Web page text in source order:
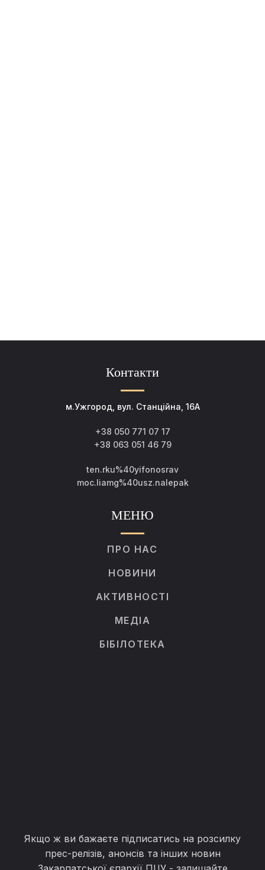
Контакти
м.Ужгород, вул. Станційна, 16А
+38 050 771 07 17
+38 063 051 46 79
ten.rku%40yifonosrav
moc.liamg%40usz.nalepak
МЕНЮ
ПРО НАС
НОВИНИ
АКТИВНОСТІ
МЕДІА
БІБІЛОТЕКА
Якщо ж ви бажаєте підписатись на розсилку
прес-релізів, анонсів та інших новин